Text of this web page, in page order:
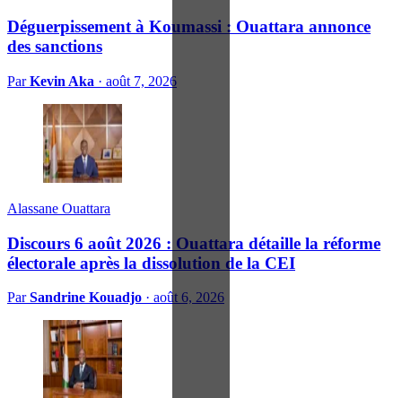
Déguerpissement à Koumassi : Ouattara annonce
des sanctions
ParKevin Aka · août 7, 2026
Alassane Ouattara
Discours 6 août 2026 : Ouattara détaille la réforme
électorale après la dissolution de la CEI
ParSandrine Kouadjo · août 6, 2026